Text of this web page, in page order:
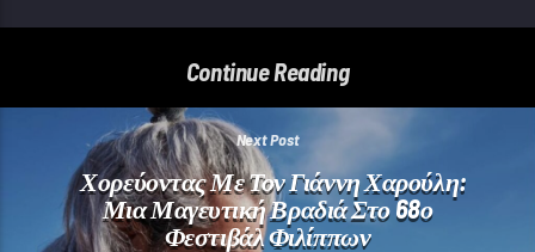
Continue Reading
Next Post
Χορεύοντας Με Τον Γιάννη Χαρούλη:
Μια Μαγευτική Βραδιά Στο 68ο
Φεστιβάλ Φιλίππων